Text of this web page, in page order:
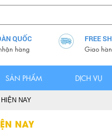
QUỐC
hàng
FREE
Giao
SẢN PHẨM DỊCH VỤ
NAY
NAY